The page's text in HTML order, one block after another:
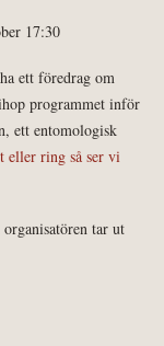
17:30
ett föredrag om
programmet inför
ett entomologisk
eller ring så ser vi
organisatören tar ut